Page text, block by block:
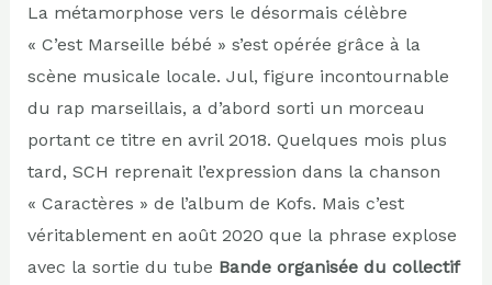
La métamorphose vers le désormais célèbre
« C’est Marseille bébé » s’est opérée grâce à la
scène musicale locale. Jul, figure incontournable
du rap marseillais, a d’abord sorti un morceau
portant ce titre en avril 2018. Quelques mois plus
tard, SCH reprenait l’expression dans la chanson
« Caractères » de l’album de Kofs. Mais c’est
véritablement en août 2020 que la phrase explose
avec la sortie du tube Bande organisée du collectif